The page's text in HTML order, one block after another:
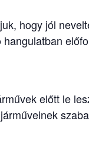
hogy jól
előtt le